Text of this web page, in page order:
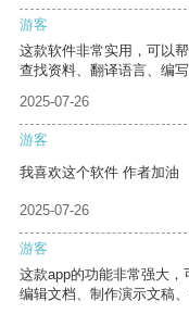
游客
这款软件非常实用，可以
查找资料、翻译语言、编写
2025-07-26
游客
我喜欢这个软件 作者加油
2025-07-26
游客
这款app的功能非常强大
编辑文档、制作演示文稿